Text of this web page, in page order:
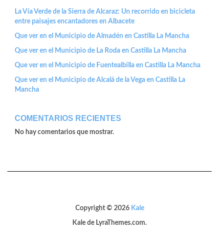
La Vía Verde de la Sierra de Alcaraz: Un recorrido en bicicleta
entre paisajes encantadores en Albacete
Que ver en el Municipio de Almadén en Castilla La Mancha
Que ver en el Municipio de La Roda en Castilla La Mancha
Que ver en el Municipio de Fuentealbilla en Castilla La Mancha
Que ver en el Municipio de Alcalá de la Vega en Castilla La
Mancha
COMENTARIOS RECIENTES
No hay comentarios que mostrar.
Copyright © 2026 Kale
Kale de LyraThemes.com.